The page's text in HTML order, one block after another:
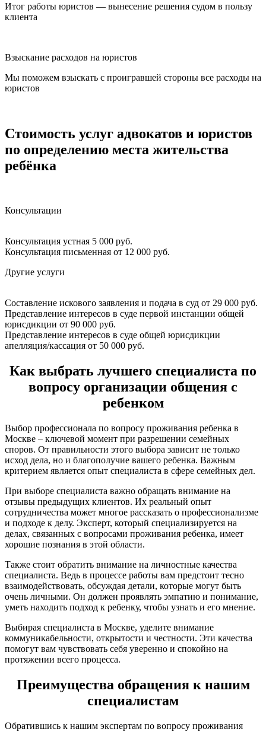
Итог работы юристов — вынесение решения судом в пользу
клиента
Взыскание расходов на юристов
Мы поможем взыскать с проигравшей стороны все расходы на
юристов
Стоимость услуг адвокатов и юристов
по определению места жительства
ребёнка
Консультации
Консультация устная 5 000 руб.
Консультация письменная от 12 000 руб.
Другие услуги
Составление искового заявления и подача в суд от 29 000 руб.
Представление интересов в суде первой инстанции общей
юрисдикции от 90 000 руб.
Представление интересов в суде общей юрисдикции
апелляция/кассация от 50 000 руб.
Как выбрать лучшего специалиста по
вопросу организации общения с
ребенком
Выбор профессионала по вопросу проживания ребенка в
Москве – ключевой момент при разрешении семейных
споров. От правильности этого выбора зависит не только
исход дела, но и благополучие вашего ребенка. Важным
критерием является опыт специалиста в сфере семейных дел.
При выборе специалиста важно обращать внимание на
отзывы предыдущих клиентов. Их реальный опыт
сотрудничества может многое рассказать о профессионализме
и подходе к делу. Эксперт, который специализируется на
делах, связанных с вопросами проживания ребенка, имеет
хорошие познания в этой области.
Также стоит обратить внимание на личностные качества
специалиста. Ведь в процессе работы вам предстоит тесно
взаимодействовать, обсуждая детали, которые могут быть
очень личными. Он должен проявлять эмпатию и понимание,
уметь находить подход к ребенку, чтобы узнать и его мнение.
Выбирая специалиста в Москве, уделите внимание
коммуникабельности, открытости и честности. Эти качества
помогут вам чувствовать себя уверенно и спокойно на
протяжении всего процесса.
Преимущества обращения к нашим
специалистам
Обратившись к нашим экспертам по вопросу проживания